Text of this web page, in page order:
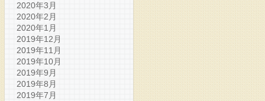
2020年3月
2020年2月
2020年1月
2019年12月
2019年11月
2019年10月
2019年9月
2019年8月
2019年7月